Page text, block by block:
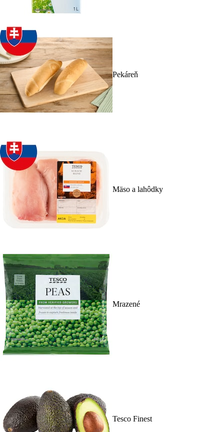
Pekáreň
Mäso a lahôdky
Mrazené
Tesco Finest